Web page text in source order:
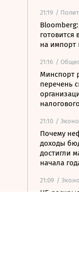
21:19 /
на импорт
21:16 /
Минспорт
перечень
21:10 /
Почему
доходы
достигли
начала
21:09 /
ЦБ